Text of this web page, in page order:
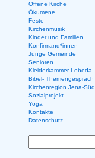
Offene Kirche
Ökumene
Feste
Kirchenmusik
Kinder und Familien
Konfirmand*innen
Junge Gemeinde
Senioren
Kleiderkammer Lobeda
Bibel- Themengespräch
Kirchenregion Jena-Süd
Sozialprojekt
Yoga
Kontakte
Datenschutz